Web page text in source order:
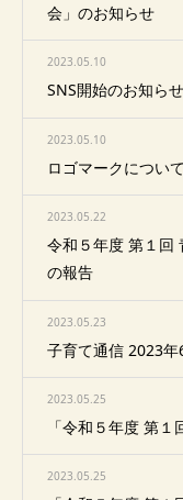
会」のお知らせ
2023.05.10
SNS開始のお知らせ
2023.05.10
ロゴマークについ
2023.05.22
令和５年度 第１回
の報告
2023.05.23
子育て通信 2023
2023.05.25
「令和５年度 第
2023.05.25